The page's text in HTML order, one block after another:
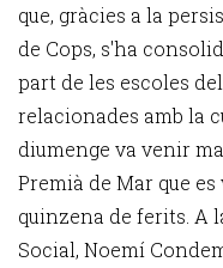
que, gràcies a la
de Cops, s'ha
part de les escoles
relacionades amb la
diumenge va venir
Premià de Mar que
quinzena de ferits. A
Social, Noemí